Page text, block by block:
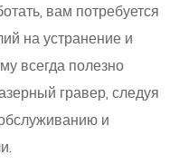
вам потребуется
на устранение и
всегда полезно
гравер, следуя
и